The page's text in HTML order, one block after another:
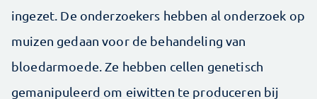
ingezet. De onderzoekers hebben al onderzoek op
muizen gedaan voor de behandeling van
bloedarmoede. Ze hebben cellen genetisch
gemanipuleerd om eiwitten te produceren bij